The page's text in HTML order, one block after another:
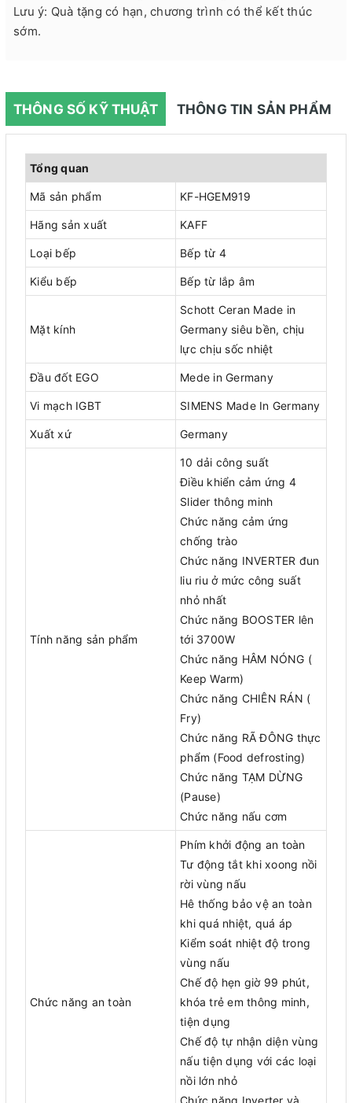
Lưu ý: Quà tặng có hạn, chương trình có thể kết thúc
sớm.
THÔNG SỐ KỸ THUẬT THÔNG TIN SẢN PHẨM
Tổng quan
Mã sản phẩm KF-HGEM919
Hãng sản xuất KAFF
Loại bếp Bếp từ 4
Kiểu bếp Bếp từ lắp âm
Mặt kính
Schott Ceran Made in
Germany siêu bền, chịu
lực chịu sốc nhiệt
Đầu đốt EGO Mede in Germany
Vi mạch IGBT SIMENS Made In Germany
Xuất xứ Germany
Tính năng sản phẩm
10 dải công suất
Điều khiển cảm ứng 4
Slider thông minh
Chức năng cảm ứng
chống trào
Chức năng INVERTER đun
liu riu ở mức công suất
nhỏ nhất
Chức năng BOOSTER lên
tới 3700W
Chức năng HÂM NÓNG (
Keep Warm)
Chức năng CHIÊN RÁN (
Fry)
Chức năng RÃ ĐÔNG thực
phẩm (Food defrosting)
Chức năng TẠM DỪNG
(Pause)
Chức năng nấu cơm
Chức năng an toàn
Phím khởi động an toàn
Tư động tắt khi xoong nồi
rời vùng nấu
Hê thống bảo vệ an toàn
khi quá nhiệt, quá áp
Kiểm soát nhiệt độ trong
vùng nấu
Chế độ hẹn giờ 99 phút,
khóa trẻ em thông minh,
tiện dụng
Chế độ tự nhận diện vùng
nấu tiện dụng với các loại
nồi lớn nhỏ
Chức năng Inverter và